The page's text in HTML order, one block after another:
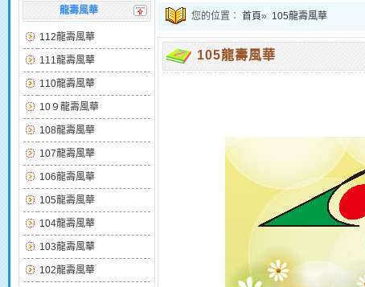
龍壽風華
112龍壽風華
111龍壽風華
110龍壽風華
10９龍壽風華
108龍壽風華
107龍壽風華
106龍壽風華
105龍壽風華
104龍壽風華
103龍壽風華
102龍壽風華
您的位置： 首頁» 105龍壽風華
105龍壽風華